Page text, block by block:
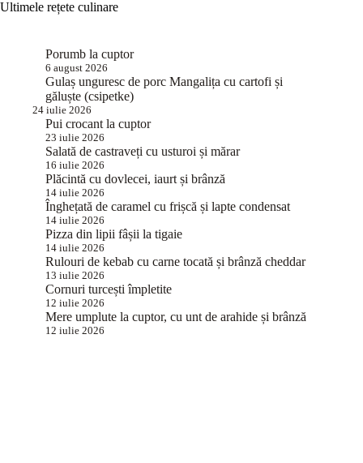
Ultimele rețete culinare
Porumb la cuptor
6 august 2026
Gulaș unguresc de porc Mangalița cu cartofi și
găluște (csipetke)
24 iulie 2026
Pui crocant la cuptor
23 iulie 2026
Salată de castraveți cu usturoi și mărar
16 iulie 2026
Plăcintă cu dovlecei, iaurt și brânză
14 iulie 2026
Înghețată de caramel cu frișcă și lapte condensat
14 iulie 2026
Pizza din lipii fâșii la tigaie
14 iulie 2026
Rulouri de kebab cu carne tocată și brânză cheddar
13 iulie 2026
Cornuri turcești împletite
12 iulie 2026
Mere umplute la cuptor, cu unt de arahide și brânză
12 iulie 2026